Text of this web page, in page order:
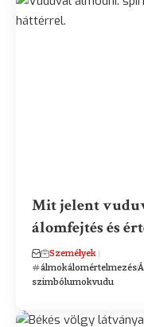
Mit jelent
álomfejtés és
Személyek
álmokálomértelmezés
szimbólumokvudu